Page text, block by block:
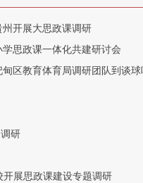
州开展⼤思政课调研
学思政课一体化共建研讨会
甸区教育体育局调研团队到谈
研
展思政课建设专题调研